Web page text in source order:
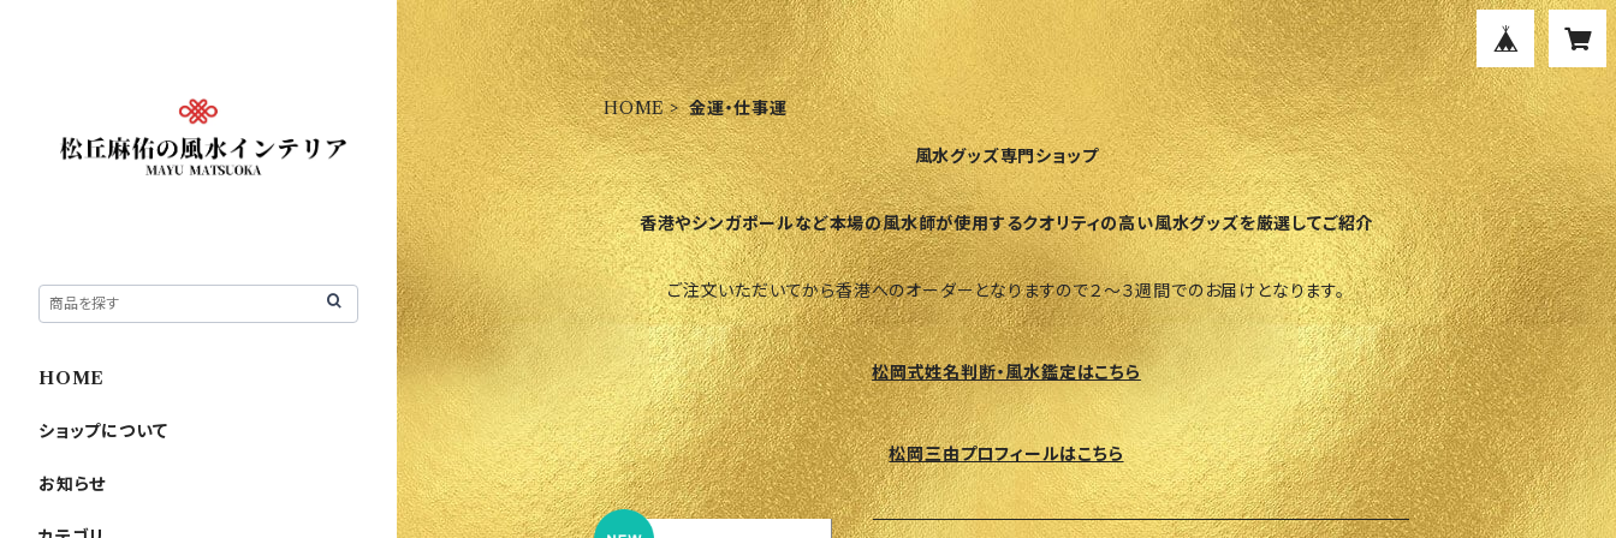
HOME 金運・仕事運
風水グッズ専門ショップ
香港やシンガポールなど本場の風水師が使用するクオリティの高い風水グッズを厳選してご紹介
ご注文いただいてから香港へのオーダーとなりますので２～３週間でのお届けとなります。
松岡式姓名判断・風水鑑定はこちら
松岡三由プロフィールはこちら
HOME
ショップについて
お知らせ